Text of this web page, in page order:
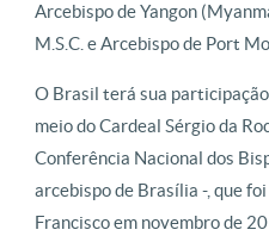
Arcebispo de Yangon
M.S.C. e Arcebispo de Port
O Brasil terá sua
meio do Cardeal Sérgio da
Conferência Nacional dos
arcebispo de Brasília -, que
Francisco em novembro de